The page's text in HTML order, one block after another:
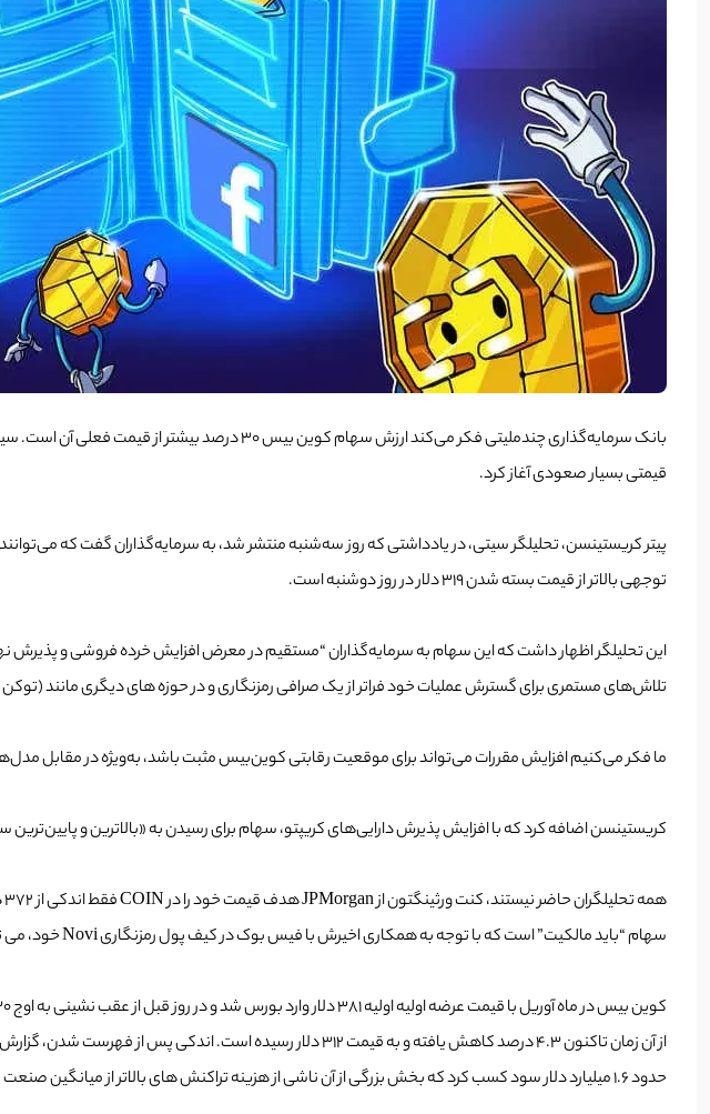
قیمتی بسیار صعودی آغاز کرد.
توجهی بالاتر از قیمت بسته شدن 319 دلار در روز دوشنبه است.
تلاش‌های مستمری برای گسترش عملیات خود فراتر از یک صرافی رمزنگاری و در حوزه های دیگری مانند
ما فکر می‌کنیم افزایش مقررات می‌تواند برای موقعیت رقابتی کوین‌بیس مثبت باشد، به‌ویژه در مقابل
کریستینسن اضافه کرد که با افزایش پذیرش دارایی‌های کریپتو، سهام برای رسیدن به «بالاترین و پایین‌ترین سطح»
سهام “باید مالکیت” است که با توجه به همکاری اخیرش با فیس بوک در کیف پول رمزنگاری Novi خود، می تواند به 600 دلار برسد.
از آن زمان تاکنون 4.3 درصد کاهش یافته و به قیمت 312 دلار
حدود 1.6 میلیارد دلار سود کسب کرد که بخش بزرگی از آن ناشی از هزینه تراکنش های بالاتر از میانگین صنعت بود. گزارش Q3 در 9 نوامبر منتشر می شود.